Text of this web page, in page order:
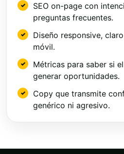
SEO on-page con
preguntas frecuentes.
Diseño responsive,
móvil.
Métricas para saber si
generar oportunidades.
Copy que transmite
genérico ni agresivo.